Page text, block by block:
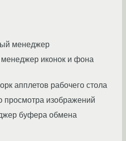
менеджер
иконок и фона
апплетов рабочего стола
просмотра изображений
буфера обмена